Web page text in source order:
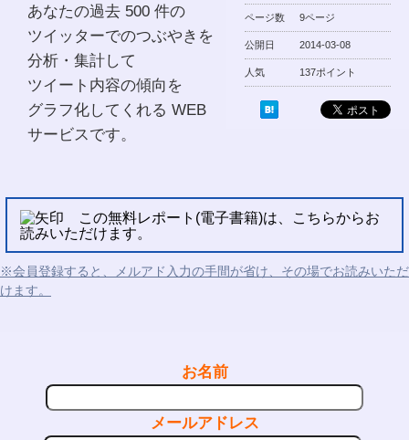
ページ数 9ページ
公開日 2014-03-08
人気 137ポイント
あなたの過去 500 件の
ツイッターでのつぶやきを
分析・集計して
ツイート内容の傾向を
グラフ化してくれる WEB
サービスです。
この無料レポート(電子書籍)は、こちらからお
読みいただけます。
※会員登録すると、メルアド入力の手間が省け、その場でお読みいただ
けます。
お名前
メールアドレス